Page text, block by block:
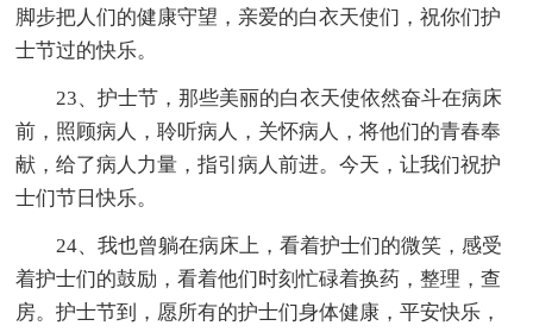
脚步把人们的健康守望，亲爱的白衣天使们，祝你们护
士节过的快乐。
23、护士节，那些美丽的白衣天使依然奋斗在病床
前，照顾病人，聆听病人，关怀病人，将他们的青春奉
献，给了病人力量，指引病人前进。今天，让我们祝护
士们节日快乐。
24、我也曾躺在病床上，看着护士们的微笑，感受
着护士们的鼓励，看着他们时刻忙碌着换药，整理，查
房。护士节到，愿所有的护士们身体健康，平安快乐，